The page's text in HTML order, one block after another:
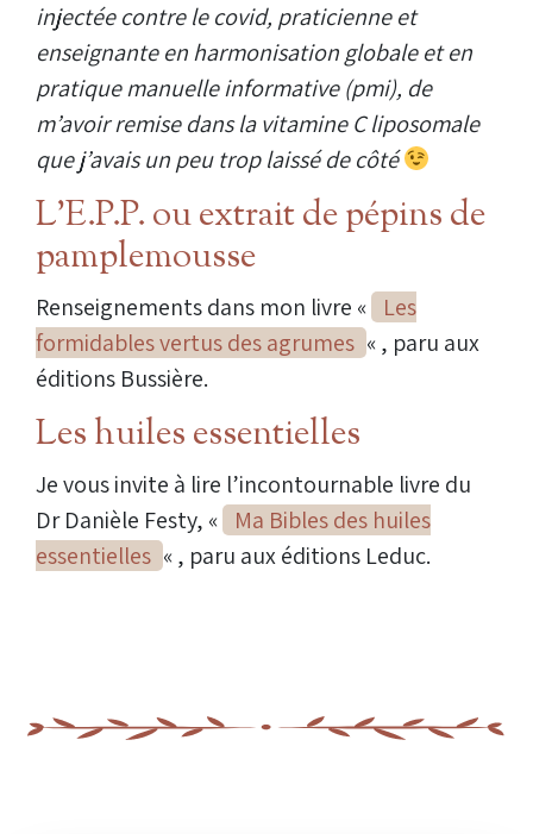
injectée contre le covid, praticienne et
enseignante en harmonisation globale et en
pratique manuelle informative (pmi), de
m’avoir remise dans la vitamine C liposomale
que j’avais un peu trop laissé de côté
L’E.P.P. ou extrait de pépins de
pamplemousse
Renseignements dans mon livre «
Les
formidables vertus des agrumes « , paru aux
éditions Bussière.
Les huiles essentielles
Je vous invite à lire l’incontournable livre du
Dr Danièle Festy, «
Ma Bibles des huiles
essentielles « , paru aux éditions Leduc.